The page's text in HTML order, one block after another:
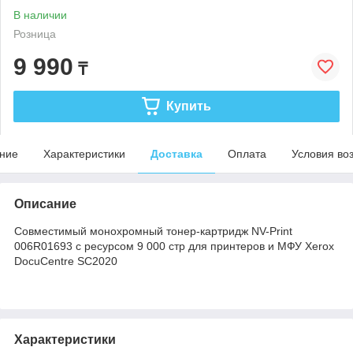
В наличии
Розница
9 990 ₸
Купить
Характеристики Доставка Оплата Условия
Описание
Совместимый монохромный тонер-картридж NV-Print
006R01693 с ресурсом 9 000 стр для принтеров и МФУ Xerox
DocuCentre SC2020
Характеристики